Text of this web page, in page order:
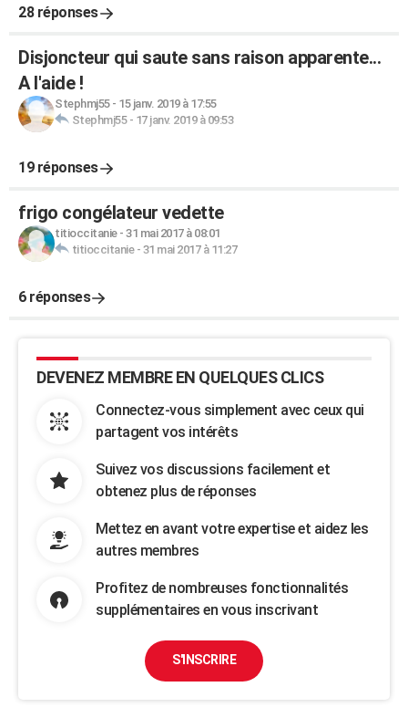
28 réponses
Disjoncteur qui saute sans raison apparente...
A l'aide !
Stephmj55- 15 janv. 2019 à 17:55
Stephmj55- 17 janv. 2019 à 09:53
19 réponses
frigo congélateur vedette
titioccitanie- 31 mai 2017 à 08:01
titioccitanie- 31 mai 2017 à 11:27
6 réponses
DEVENEZ MEMBRE EN QUELQUES CLICS
Connectez-vous simplement avec ceux qui
partagent vos intérêts
Suivez vos discussions facilement et
obtenez plus de réponses
Mettez en avant votre expertise et aidez les
autres membres
Profitez de nombreuses fonctionnalités
supplémentaires en vous inscrivant
S'INSCRIRE